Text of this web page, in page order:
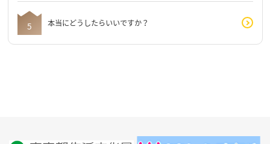
本当にどうしたらいいですか？